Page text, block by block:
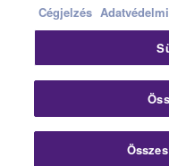
Adatvédelmi
©
Cégjelzés